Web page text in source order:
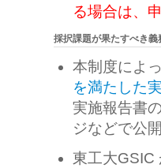
る場合は、
採択課題が果たすべき義
本制度によ
を満たした
実施報告書
ジなどで公
東工大GSIC